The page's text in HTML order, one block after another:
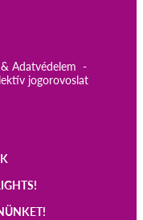
Adatvédelem
jogorovoslat